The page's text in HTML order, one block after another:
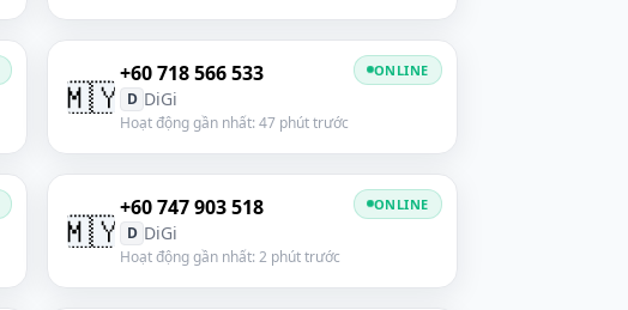
🇲🇾
+60 718 566 533
D DiGi
Hoạt động gần nhất: 47 phút trước
ONLINE
🇲🇾
+60 747 903 518
D DiGi
Hoạt động gần nhất: 2 phút trước
ONLINE